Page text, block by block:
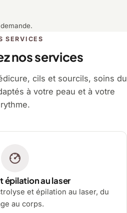
SERVICES
nos services
cils et sourcils, soins du
à votre peau et à votre
rythme.
épilation au laser
et épilation au laser, du
au corps.